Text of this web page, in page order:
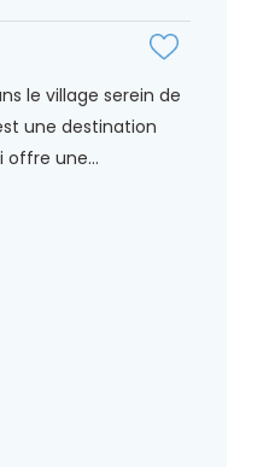
le village serein de
une destination
offre une...